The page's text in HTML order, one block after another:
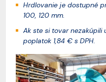
Hrdlovanie je dostupné
100, 120 mm.
Ak ste si tovar nezakúpili
poplatok 1,84 € s DPH.